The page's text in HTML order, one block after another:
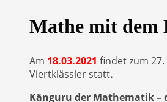
Mathe mit dem
Am 18.03.2021 findet zum
Viertklässler statt.
Känguru der Mathematik –